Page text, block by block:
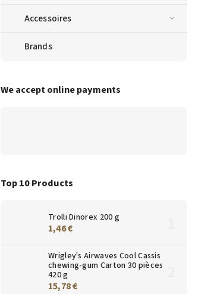
Accessoires
Brands
We accept online payments
Top 10 Products
Trolli Dinorex 200 g
1,46 €
Wrigley's Airwaves Cool Cassis
chewing-gum Carton 30 pièces
420 g
15,78 €